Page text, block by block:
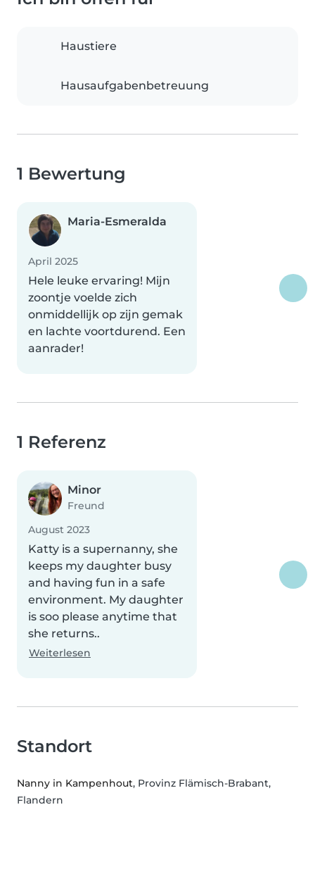
Haustiere
Hausaufgabenbetreuung
1 Bewertung
Maria-Esmeralda
April 2025
Hele leuke ervaring! Mijn
zoontje voelde zich
onmiddellijk op zijn gemak
en lachte voortdurend. Een
aanrader!
1 Referenz
Minor
Freund
August 2023
Katty is a supernanny, she
keeps my daughter busy
and having fun in a safe
environment. My daughter
is soo please anytime that
she returns..
Weiterlesen
Standort
Nanny in Kampenhout, Provinz Flämisch-Brabant,
Flandern